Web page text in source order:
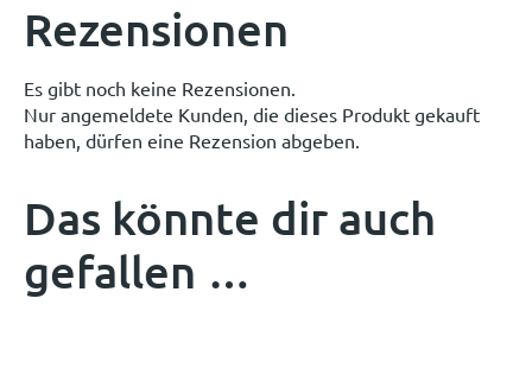
Rezensionen
Es gibt noch keine Rezensionen.
Nur angemeldete Kunden, die dieses Produkt gekauft
haben, dürfen eine Rezension abgeben.
Das könnte dir auch
gefallen …